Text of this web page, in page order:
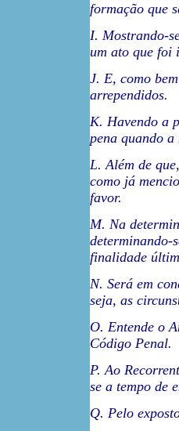
formação que
I. Mostrando-
um ato que foi
J. E, como
arrependidos.
K. Havendo a
pena quando a
L. Além de
como já
favor.
M. Na
determinando-
finalidade
N. Será em
seja, as
O. Entende o
Código Penal.
P. Ao
se a tempo de
Q. Pelo